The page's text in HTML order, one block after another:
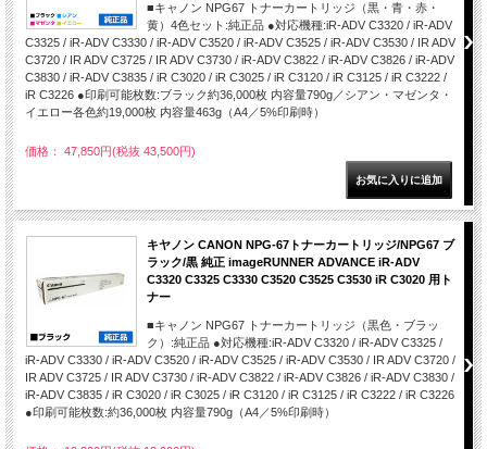
■キャノン NPG67 トナーカートリッジ（黒・青・赤・
黄）4色セット:純正品 ●対応機種:iR-ADV C3320 / iR-ADV
C3325 / iR-ADV C3330 / iR-ADV C3520 / iR-ADV C3525 / iR-ADV C3530 / IR ADV
C3720 / IR ADV C3725 / IR ADV C3730 / iR-ADV C3822 / iR-ADV C3826 / iR-ADV
C3830 / iR-ADV C3835 / iR C3020 / iR C3025 / iR C3120 / iR C3125 / iR C3222 /
iR C3226 ●印刷可能枚数:ブラック約36,000枚 内容量790g／シアン・マゼンタ・
イエロー各色約19,000枚 内容量463g（A4／5%印刷時）
価格： 47,850円(税抜 43,500円)
キヤノン CANON NPG-67トナーカートリッジ/NPG67 ブ
ラック/黒 純正 imageRUNNER ADVANCE iR-ADV
C3320 C3325 C3330 C3520 C3525 C3530 iR C3020 用ト
ナー
■キャノン NPG67 トナーカートリッジ（黒色・ブラッ
ク）:純正品 ●対応機種:iR-ADV C3320 / iR-ADV C3325 /
iR-ADV C3330 / iR-ADV C3520 / iR-ADV C3525 / iR-ADV C3530 / IR ADV C3720 /
IR ADV C3725 / IR ADV C3730 / iR-ADV C3822 / iR-ADV C3826 / iR-ADV C3830 /
iR-ADV C3835 / iR C3020 / iR C3025 / iR C3120 / iR C3125 / iR C3222 / iR C3226
●印刷可能枚数:約36,000枚 内容量790g（A4／5%印刷時）